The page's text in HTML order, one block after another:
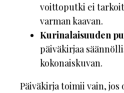
voittoputki ei
varman kaavan.
Kurinalaisuuden
päiväkirjaa
kokonaiskuvan.
Päiväkirja toimii vain,